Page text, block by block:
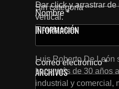
Dar click y arrastrar de
vertical.
Nombre*
Correo electrónico*
Sin categoría
Timelapses
ARCHIVOS
INFORMACIÓN
Luis Roberto De León
hace más de 30 años
industrial y comercial,